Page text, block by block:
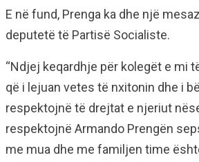
E në fund, Prenga ka dhe një
deputetë të Partisë Socialiste.
“Ndjej keqardhje për kolegët e mi
që i lejuan vetes të nxitonin dhe i
respektojnë të drejtat e njeriut
respektojnë Armando Prengën
me mua dhe me familjen time